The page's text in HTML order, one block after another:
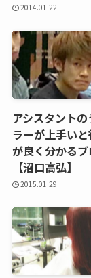
2014.01.22
アシスタント
ラーが上手い
が良く分かる
【沼口高弘】
2015.01.29